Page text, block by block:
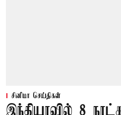
சினிமா செய்திகள்
இந்தியாவில் 8